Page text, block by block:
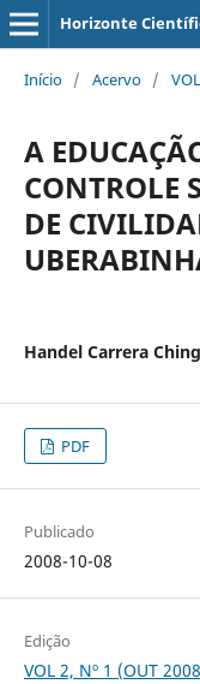
Horizonte
Início / Acervo /
A
CONTROLE
DE
Handel Carrera Ching
PDF
Publicado
2008-10-08
Edição
VOL 2, Nº 1 (OUT